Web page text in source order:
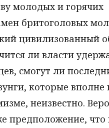
молодых и горячих
бритоголовых
цивилизованный
ли власти
смогут ли
которые
неизвестно.
предположение, что